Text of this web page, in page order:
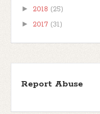
► 2018 (25)
► 2017 (31)
Report Abuse